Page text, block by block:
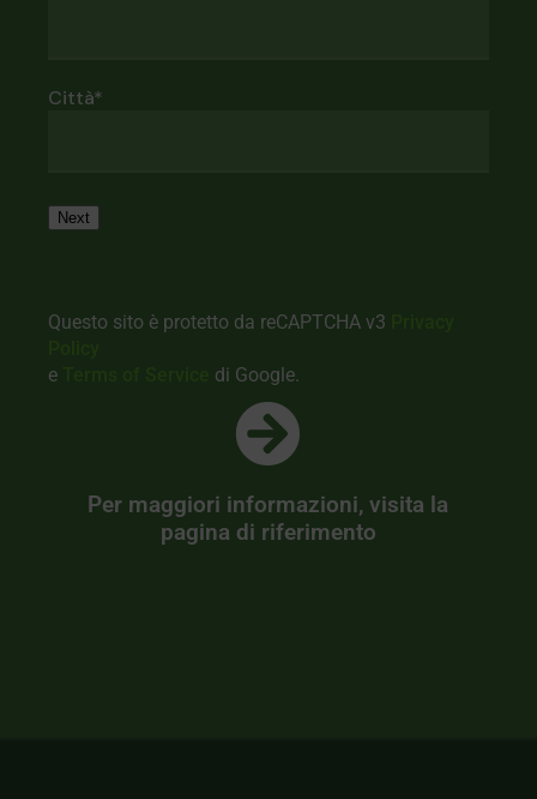
Città*
Next
Questo sito è protetto da reCAPTCHA v3
e
di Google.
Per maggiori informazioni, visita la
pagina di riferimento